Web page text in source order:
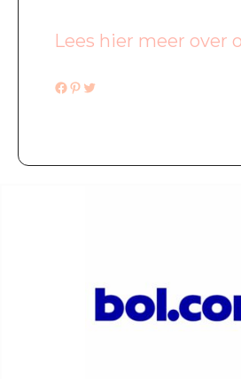
Lees hier meer over
Facebook
Pinterest
Twitter